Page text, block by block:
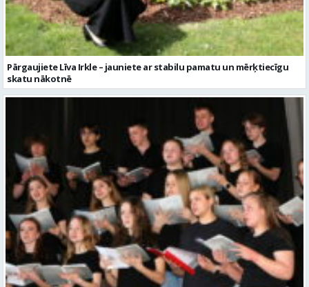
Valmieras Pārgaujas Valsts ģimnāzijā izskanējis koru sadraudzības
koncerts “Ak, pavasar`…”